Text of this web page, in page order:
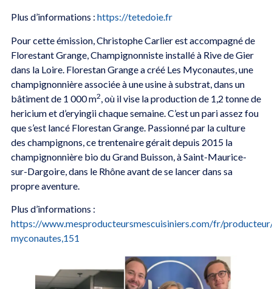
Plus d’informations : https://tetedoie.fr
Pour cette émission, Christophe Carlier est accompagné de
Florestant Grange, Champignonniste installé à Rive de Gier
dans la Loire. Florestan Grange a créé Les Myconautes, une
champignonnière associée à une usine à substrat, dans un
bâtiment de 1 000 m2 , où il vise la production de 1,2 tonne de
hericium et d’eryingii chaque semaine. C’est un pari assez fou
que s’est lancé Florestan Grange. Passionné par la culture
des champignons, ce trentenaire gérait depuis 2015 la
champignonnière bio du Grand Buisson, à Saint-Maurice-
sur-Dargoire, dans le Rhône avant de se lancer dans sa
propre aventure.
Plus d’informations :
https://www.mesproducteursmescuisiniers.com/fr/
myconautes,151